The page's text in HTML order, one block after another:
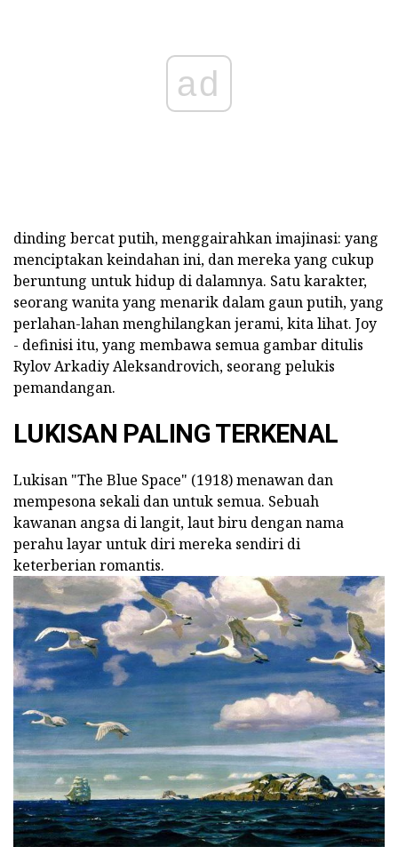
ad
dinding bercat putih, menggairahkan imajinasi: yang
menciptakan keindahan ini, dan mereka yang cukup
beruntung untuk hidup di dalamnya. Satu karakter,
seorang wanita yang menarik dalam gaun putih, yang
perlahan-lahan menghilangkan jerami, kita lihat. Joy
- definisi itu, yang membawa semua gambar ditulis
Rylov Arkadiy Aleksandrovich, seorang pelukis
pemandangan.
LUKISAN PALING TERKENAL
Lukisan "The Blue Space" (1918) menawan dan
mempesona sekali dan untuk semua. Sebuah
kawanan angsa di langit, laut biru dengan nama
perahu layar untuk diri mereka sendiri di
keterberian romantis.